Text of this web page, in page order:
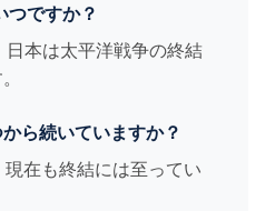
つですか？
本は太平洋戦争の終結
ら続いていますか？
在も終結には至ってい